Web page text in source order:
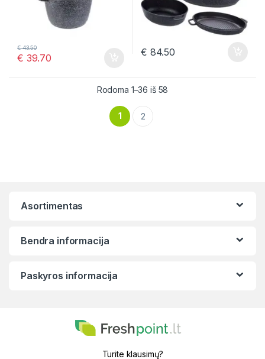
€ 39.70
€43.50 € 84.50
Rodoma 1–36 iš 58
1 2
Asortimentas
Bendra informacija
Paskyros informacija
Turite klausimų?